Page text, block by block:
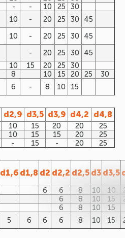
- - 10 25
30
10 - 20 25 30
45
10 - 20 25 30
45
- 20 25 30
45
10 15 20 25
30
8 10 15 20 25
30
6 - 8 10 15
d2,9 d3,5 d3,9 d4,2 d4,8
10 15 20 20
25
10 15 15 20
25
- 15 - 20 25
d1,6 d1,8 d2 d2,2 d2,5 d3 d3,5
6 6 8 10 10
6 8 10 15
6 8 10
15
5 6 6 6 8 10 15